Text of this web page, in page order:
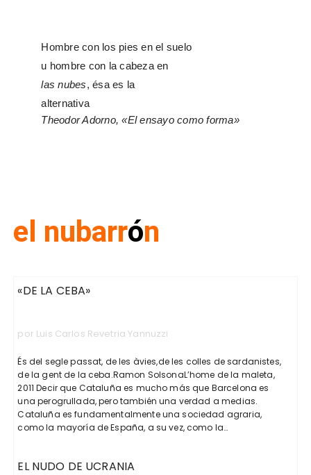
Hombre con los pies en el suelo
u hombre con la cabeza en
las nubes, ésa es la
alternativa
Theodor Adorno, «El ensayo como forma»
el nubarrón
«DE LA CEBA»
por Luis Carlos Revetria Yannuzzi
És del segle passat, de les àvies,de les colles de sardanistes,
de la gent de la ceba.Ramon SolsonaL’home de la maleta,
2011 Decir que Cataluña es mucho más que Barcelona es
una perogrullada, pero también una verdad a medias.
Cataluña es fundamentalmente una sociedad agraria,
como la mayoría de España, a su vez, como la…
EL NUDO DE UCRANIA